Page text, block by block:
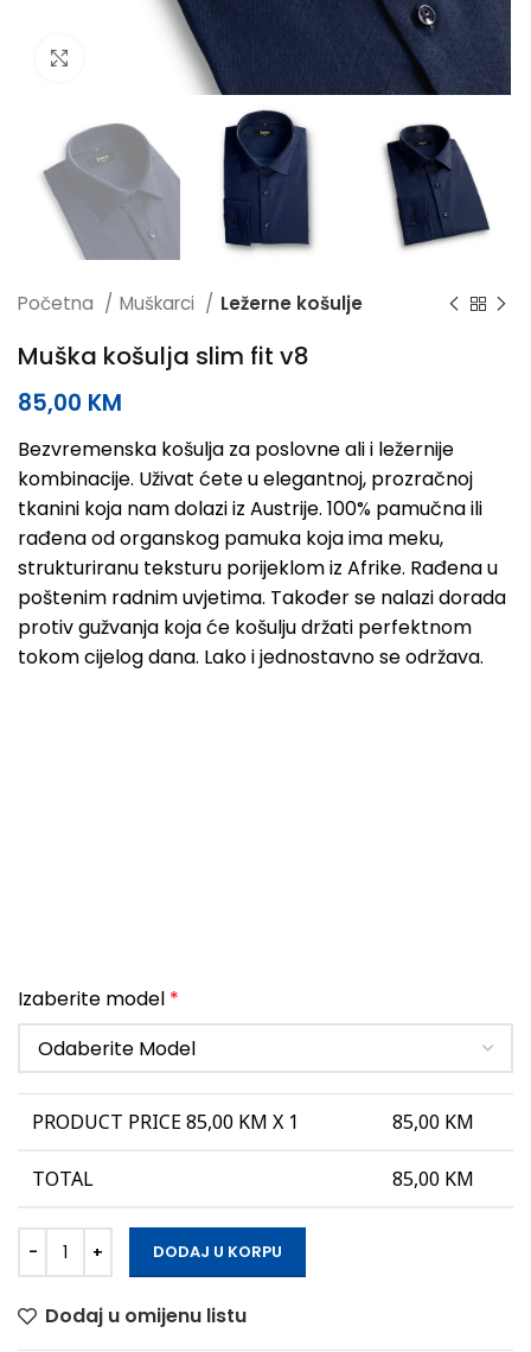
Click to enlarge
Početna Muškarci Ležerne košulje
Muška košulja slim fit v8
85,00 KM
Bezvremenska košulja za poslovne ali i ležernije
kombinacije. Uživat ćete u elegantnoj, prozračnoj
tkanini koja nam dolazi iz Austrije. 100% pamučna ili
rađena od organskog pamuka koja ima meku,
strukturiranu teksturu porijeklom iz Afrike. Rađena u
poštenim radnim uvjetima. Također se nalazi dorada
protiv gužvanja koja će košulju držati perfektnom
tokom cijelog dana. Lako i jednostavno se održava.
Izaberite model *
PRODUCT PRICE85,00 KM X 1 85,00 KM
TOTAL 85,00 KM
DODAJ U KORPU
Dodaj u omijenu listu